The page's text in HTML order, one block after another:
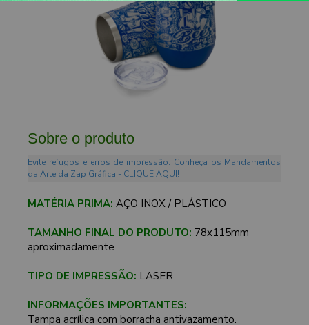
Sobre o produto
Evite refugos e erros de impressão. Conheça os Mandamentos
da Arte da Zap Gráfica - CLIQUE AQUI!
MATÉRIA PRIMA: AÇO INOX / PLÁSTICO
TAMANHO FINAL DO PRODUTO: 78x115mm
aproximadamente
TIPO DE IMPRESSÃO: LASER
INFORMAÇÕES IMPORTANTES:
Tampa acrílica com borracha antivazamento.